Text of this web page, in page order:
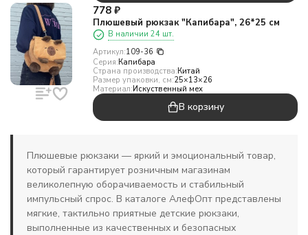
778 ₽
Плюшевый рюкзак "Капибара", 26*25 см
В наличии 24 шт.
Артикул:109-36
Серия:Капибара
Страна производства:Китай
Размер упаковки, см:25×13×26
Материал:Искуственный мех
В корзину
Плюшевые рюкзаки — яркий и эмоциональный товар,
который гарантирует розничным магазинам
великолепную оборачиваемость и стабильный
импульсный спрос. В каталоге АлефОпт представлены
мягкие, тактильно приятные детские рюкзаки,
выполненные из качественных и безопасных